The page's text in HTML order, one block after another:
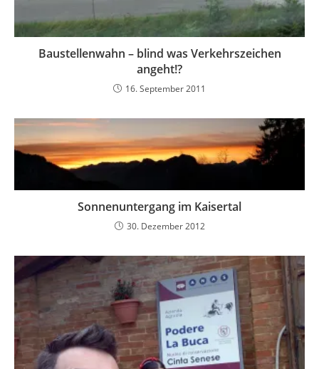
Baustellenwahn – blind was Verkehrszeichen
angeht!?
16. September 2011
Sonnenuntergang im Kaisertal
30. Dezember 2012